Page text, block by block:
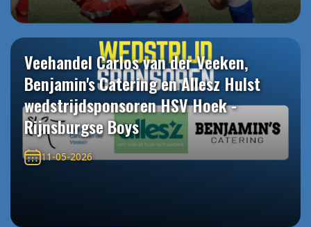
Veehandel Carlos van der Veeken,
Benjamin's Catering en Allesz Hulst
wedstrijdsponsoren HSV Hoek -
Rijnsburgse Boys
11-05-2026